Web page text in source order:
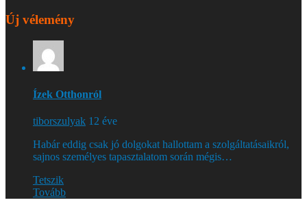
Új vélemény
Ízek Otthonról
tiborszulyak 12 éve
Habár eddig csak jó dolgokat hallottam a szolgáltatásaikról,
sajnos személyes tapasztalatom során mégis…
Tetszik
Tovább